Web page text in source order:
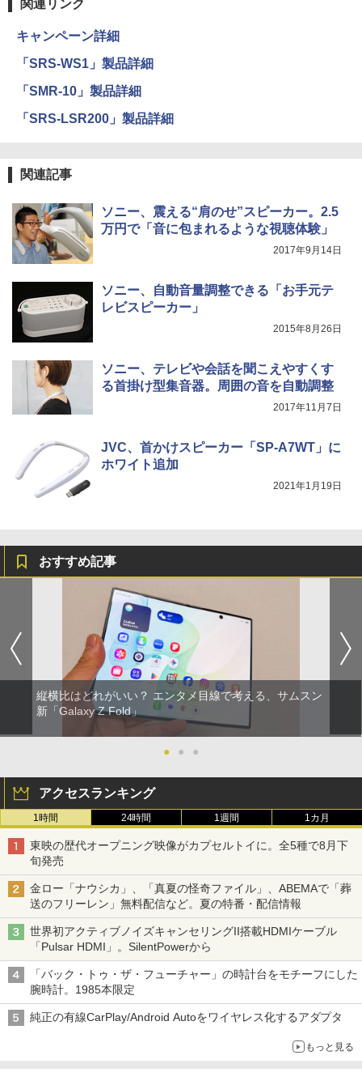
関連リンク
キャンペーン詳細
「SRS-WS1」製品詳細
「SMR-10」製品詳細
「SRS-LSR200」製品詳細
関連記事
ソニー、震える“肩のせ”スピーカー。2.5
万円で「音に包まれるような視聴体験」
2017年9月14日
ソニー、自動音量調整できる「お手元テ
レビスピーカー」
2015年8月26日
ソニー、テレビや会話を聞こえやすくす
る首掛け型集音器。周囲の音を自動調整
2017年11月7日
JVC、首かけスピーカー「SP-A7WT」に
ホワイト追加
2021年1月19日
おすすめ記事
縦横比はどれがいい？ エンタメ目線で考える、サムスン
新「Galaxy Z Fold」
● ● ●
アクセスランキング
1時間 24時間 1週間 1カ月
東映の歴代オープニング映像がカプセルトイに。全5種で8月下
旬発売
金ロー「ナウシカ」、「真夏の怪奇ファイル」、ABEMAで「葬
送のフリーレン」無料配信など。夏の特番・配信情報
世界初アクティブノイズキャンセリングII搭載HDMIケーブル
「Pulsar HDMI」。SilentPowerから
「バック・トゥ・ザ・フューチャー」の時計台をモチーフにした
腕時計。1985本限定
純正の有線CarPlay/Android Autoをワイヤレス化するアダプタ
もっと見る